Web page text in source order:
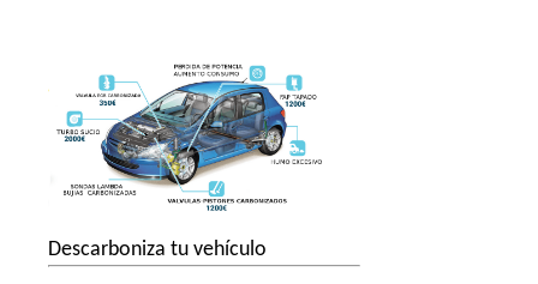
Descarboniza tu vehículo